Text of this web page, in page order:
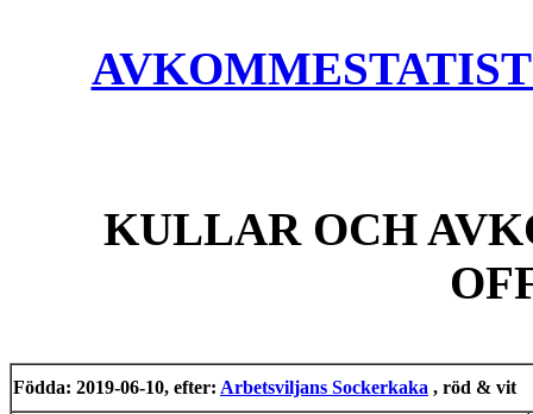
KULLAR OCH
Födda: 2019-06-10, efter: Arbetsviljans Sockerkaka , röd & vit